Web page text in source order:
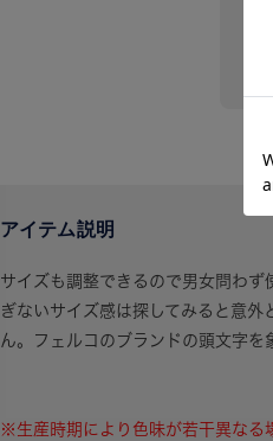
アイテム説明
サイズも調整できるので男女問わ
ぎないサイズ感は探してみると意
ん。フェルコのブランドの頭文字を
※生産時期により色味が若干異なる